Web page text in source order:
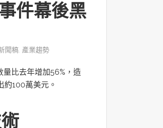
件幕後黑
聞稿 產業趨勢
比去年增加56%，造
100萬美元。